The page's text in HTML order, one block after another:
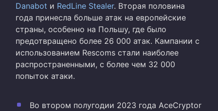
Danabot и RedLine Stealer. Вторая половина
года принесла больше атак на европейские
страны, особенно на Польшу, где было
предотвращено более 26 000 атак. Кампании с
использованием Rescoms стали наиболее
распространенными, с более чем 32 000
попыток атаки.
Во втором полугодии 2023 года AceCryptor